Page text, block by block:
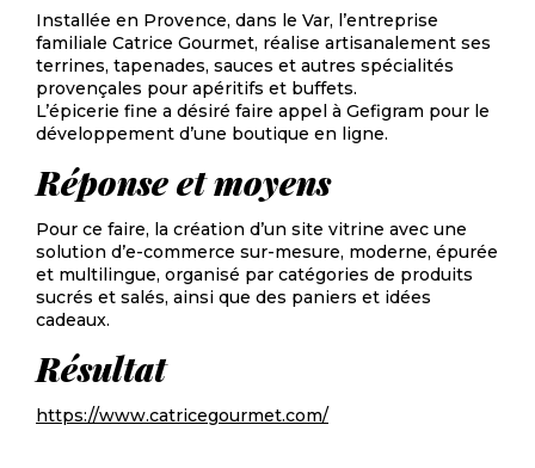
Installée en Provence, dans le Var, l’entreprise
familiale Catrice Gourmet, réalise artisanalement ses
terrines, tapenades, sauces et autres spécialités
provençales pour apéritifs et buffets.
L’épicerie fine a désiré faire appel à Gefigram pour le
développement d’une boutique en ligne.
Réponse et moyens
Pour ce faire, la création d’un site vitrine avec une
solution d’e-commerce sur-mesure, moderne, épurée
et multilingue, organisé par catégories de produits
sucrés et salés, ainsi que des paniers et idées
cadeaux.
Résultat
https://www.catricegourmet.com/